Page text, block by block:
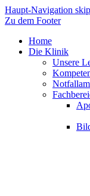
Haupt-Navigation
Zu dem Footer
Home
Die Klinik
Unsere